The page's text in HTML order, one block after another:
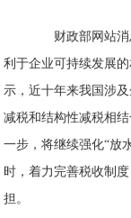
财政部网站消
利于企业可持续发展
示，近十年来我国涉
减税和结构性减税相
一步，将继续强化“放
时，着力完善税收制
担。